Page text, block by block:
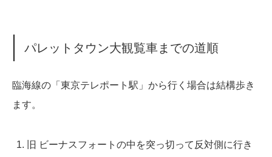
パレットタウン大観覧車までの道順
臨海線の「東京テレポート駅」から行く場合は結構歩き
ます。
旧 ビーナスフォートの中を突っ切って反対側に行き